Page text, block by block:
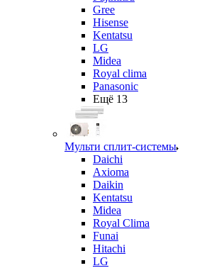
Gree
Hisense
Kentatsu
LG
Midea
Royal clima
Panasonic
Ещё 13
Мульти сплит-системы
Daichi
Axioma
Daikin
Kentatsu
Midea
Royal Clima
Funai
Hitachi
LG